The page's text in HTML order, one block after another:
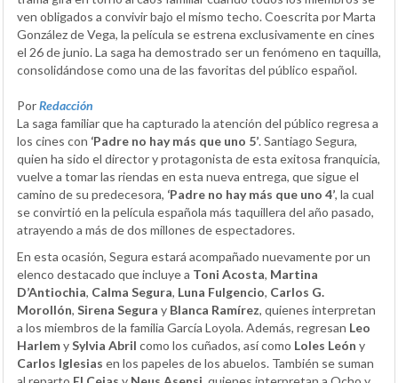
ven obligados a convivir bajo el mismo techo. Coescrita por Marta
González de Vega, la película se estrena exclusivamente en cines
el 26 de junio. La saga ha demostrado ser un fenómeno en taquilla,
consolidándose como una de las favoritas del público español.
PorRedacción
La saga familiar que ha capturado la atención del público regresa a
los cines con ‘Padre no hay más que uno 5’. Santiago Segura,
quien ha sido el director y protagonista de esta exitosa franquicia,
vuelve a tomar las riendas en esta nueva entrega, que sigue el
camino de su predecesora, ‘Padre no hay más que uno 4’, la cual
se convirtió en la película española más taquillera del año pasado,
atrayendo a más de dos millones de espectadores.
En esta ocasión, Segura estará acompañado nuevamente por un
elenco destacado que incluye a Toni Acosta, Martina
D’Antiochia, Calma Segura, Luna Fulgencio, Carlos G.
Morollón, Sirena Segura y Blanca Ramírez, quienes interpretan
a los miembros de la familia García Loyola. Además, regresan Leo
HarlemySylvia Abril como los cuñados, así como Loles León y
Carlos Iglesias en los papeles de los abuelos. También se suman